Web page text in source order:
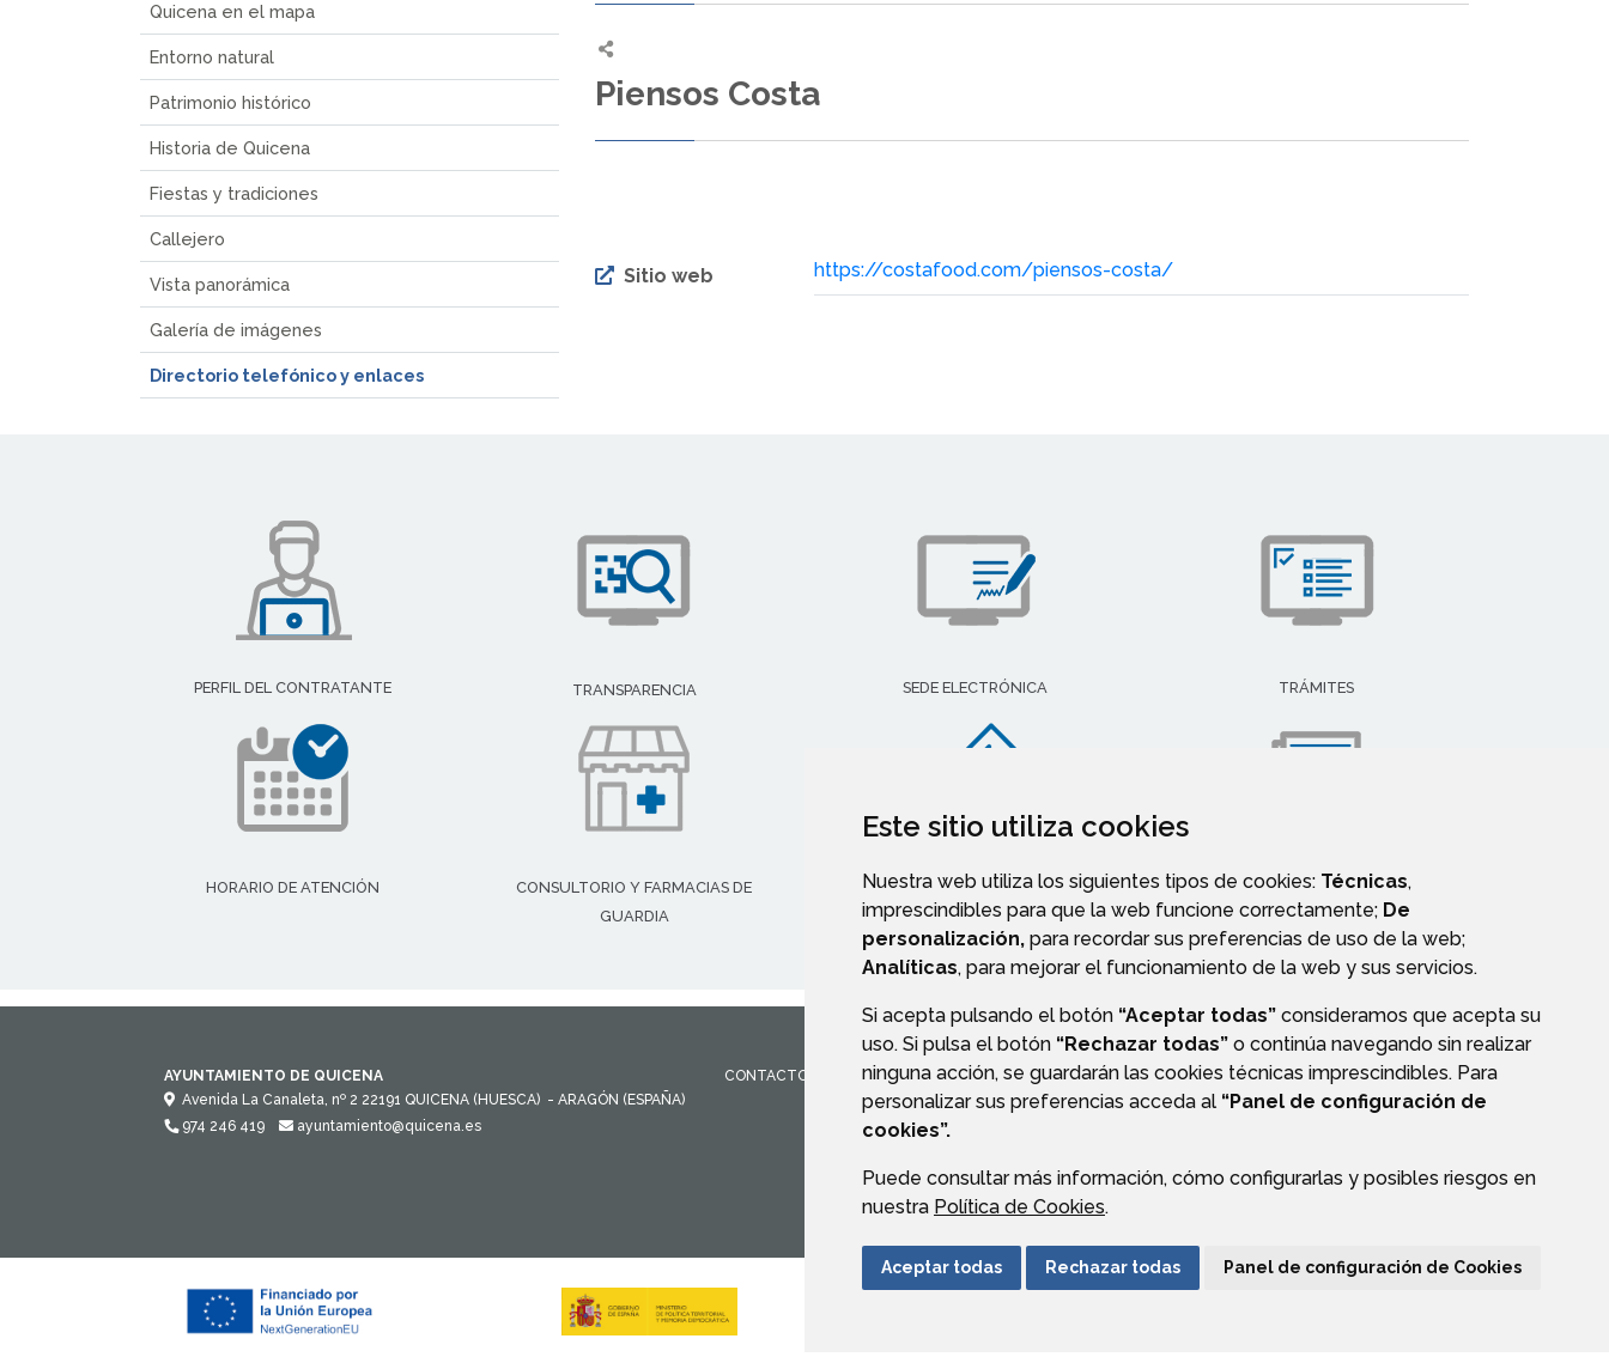
Este sitio utiliza cookies
Nuestra web utiliza los siguientes tipos de cookies: Técnicas,
imprescindibles para que la web funcione correctamente; De
personalización, para recordar sus preferencias de uso de la web;
Analíticas, para mejorar el funcionamiento de la web y sus servicios.
Si acepta pulsando el botón “Aceptar todas” consideramos que acepta su
uso. Si pulsa el botón “Rechazar todas” o continúa navegando sin realizar
ninguna acción, se guardarán las cookies técnicas imprescindibles. Para
personalizar sus preferencias acceda al “Panel de configuración de
cookies”.
Puede consultar más información, cómo configurarlas y posibles riesgos en
nuestra Política de Cookies.
Aceptar todas Rechazar todas Panel de configuración de Cookies
Quicena en el mapa
Entorno natural
Patrimonio histórico
Historia de Quicena
Fiestas y tradiciones
Callejero
Vista panorámica
Galería de imágenes
Directorio telefónico y enlaces
Piensos Costa
Sitio web https://costafood.com/piensos-costa/
PERFIL DEL CONTRATANTE TRANSPARENCIA SEDE ELECTRÓNICA TRÁMITES
HORARIO DE ATENCIÓN
CONSULTORIO Y FARMACIAS DE
GUARDIA
FORMULARIO DE CONTACTO VALIDACIÓN DE DOCUMENTOS
AYUNTAMIENTO DE QUICENA
Avenida La Canaleta, nº 2 22191 QUICENA (HUESCA) - ARAGÓN (ESPAÑA)
974 246 419
ayuntamiento@quicena.es
CONTACTO MAPA WEB AVISO LEGAL PROTECCIÓN DE DATOS ACCESIBILIDAD POLÍTICA DE COOKIES